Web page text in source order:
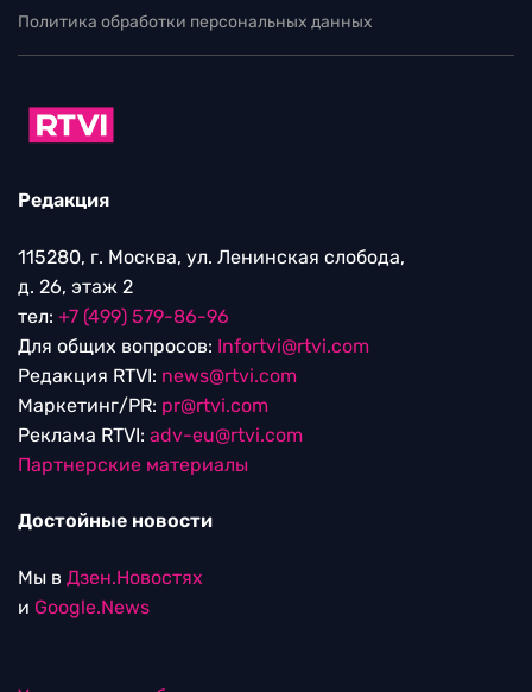
Политика обработки персональных данных
Редакция
115280, г. Москва, ул. Ленинская слобода,
д. 26, этаж 2
тел: +7 (499) 579-86-96
Для общих вопросов: Infortvi@rtvi.com
Редакция RTVI: news@rtvi.com
Маркетинг/PR: pr@rtvi.com
Реклама RTVI: adv-eu@rtvi.com
Партнерские материалы
Достойные новости
Мы в Дзен.Новостях
и Google.News